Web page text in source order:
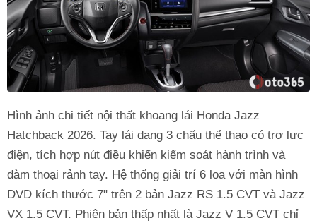
Hình ảnh chi tiết nội thất khoang lái Honda Jazz
Hatchback 2026. Tay lái dạng 3 chấu thể thao có trợ lực
điện, tích hợp nút điều khiển kiểm soát hành trình và
đàm thoại rảnh tay. Hệ thống giải trí 6 loa với màn hình
DVD kích thước 7" trên 2 bản Jazz RS 1.5 CVT và Jazz
VX 1.5 CVT. Phiên bản thấp nhất là Jazz V 1.5 CVT chỉ